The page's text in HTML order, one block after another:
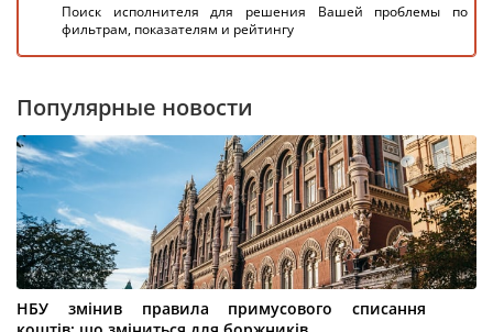
Поиск исполнителя для решения Вашей проблемы по
фильтрам, показателям и рейтингу
Популярные новости
НБУ змінив правила примусового списання